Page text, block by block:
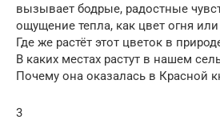
вызывает бодрые, радостные
ощущение тепла, как цвет огня
Где же растёт этот цветок в
В каких местах растут в нашем
Почему она оказалась в Красной
3